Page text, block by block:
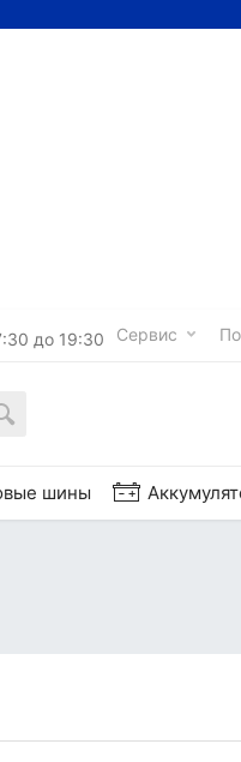
до 19:30 Сервис
шины